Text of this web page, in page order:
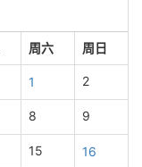
周六 周日
1 2
8 9
15 16